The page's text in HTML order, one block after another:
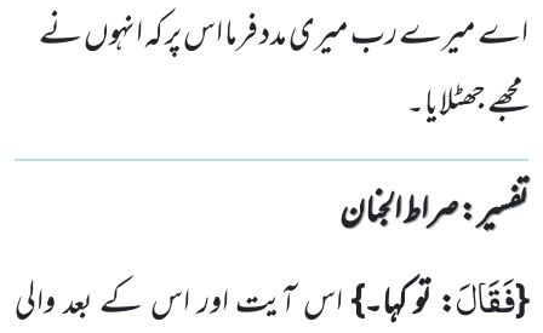
اے میرے رب میری مدد فرما اس پر کہ انہوں نے
مجھے جھٹلایا۔
تفسیر : ‎صراط الجنان
{فَقَالَ: تو کہا۔}اس آیت اور اس کے بعد والی